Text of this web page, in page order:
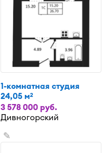
1-комнатная студия
24,05 м2
3 578 000 руб.
Дивногорский
✎